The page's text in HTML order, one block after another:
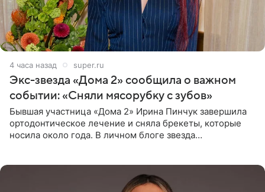
4 часа назад super.ru
Экс-звезда «Дома 2» сообщила о важном
событии: «Сняли мясорубку с зубов»
Бывшая участница «Дома 2» Ирина Пинчук завершила
ортодонтическое лечение и сняла брекеты, которые
носила около года. В личном блоге звезда